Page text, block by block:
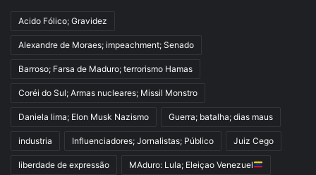
Acido Fólico; Gravidez
Alexandre de Moraes; impeachment; Senado
Barroso; Farsa de Maduro; terrorismo Hamas
Coréi do Sul; Armas nucleares; Missil Monstro
Daniela lima; Elon Musk Nazismo Guerra; batalha; dias maus
industria Influenciadores; Jornalistas; Público Juiz Cego
liberdade de expressão MAduro: Lula; Eleiçao Venezuel